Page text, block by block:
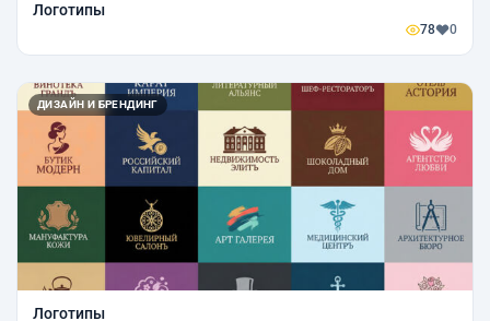
Логотипы
78 0
ДИЗАЙН И БРЕНДИНГ
Логотипы